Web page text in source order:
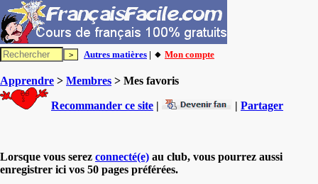
Autres matières | 🔸 Mon compte
Apprendre > Membres > Mes favoris
Recommander ce site | | Partager
Lorsque vous serez connecté(e) au club, vous pourrez aussi
enregistrer ici vos 50 pages préférées.